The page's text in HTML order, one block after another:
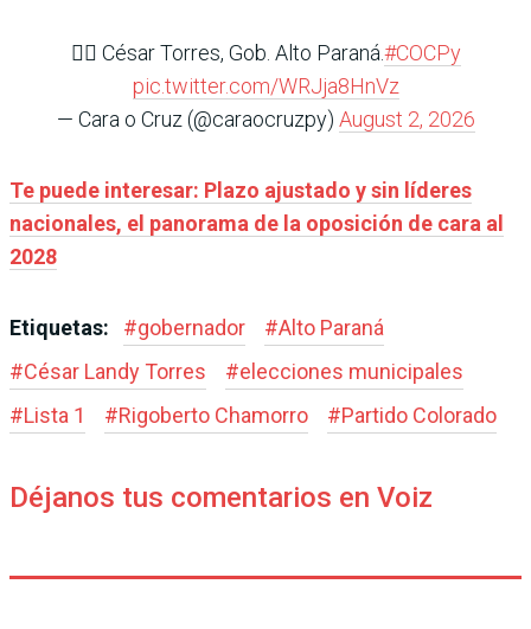
👉🏽 ⁠César Torres, Gob. Alto Paraná.#COCPy
pic.twitter.com/WRJja8HnVz
— Cara o Cruz (@caraocruzpy) August 2, 2026
Te puede interesar: Plazo ajustado y sin líderes
nacionales, el panorama de la oposición de cara al
2028
Etiquetas: #gobernador #Alto Paraná
#César Landy Torres #elecciones municipales
#Lista 1 #Rigoberto Chamorro #Partido Colorado
Déjanos tus comentarios en Voiz